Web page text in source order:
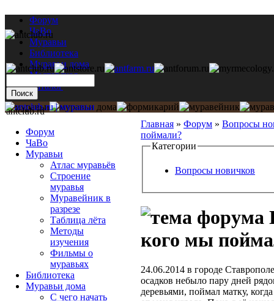
Форум
ЧаВо
Муравьи
Библиотека
Муравьи дома
Мастерская
Каталог
Главная » Форум » Вопросы
поймали?
Категории
Вопросы новичков
кого мы
24.06.2014 в городе
осадков небыло пару дней
деревьями, поймал матку,
antclub.ru
Форум
ЧаВо
Муравьи
Атлас муравьёв
Строение
муравья
Муравейник в
разрезе
Таблица лёта
Методы
изучения
Фильмы о
муравьях
Библиотека
Муравьи дома
С чего начать